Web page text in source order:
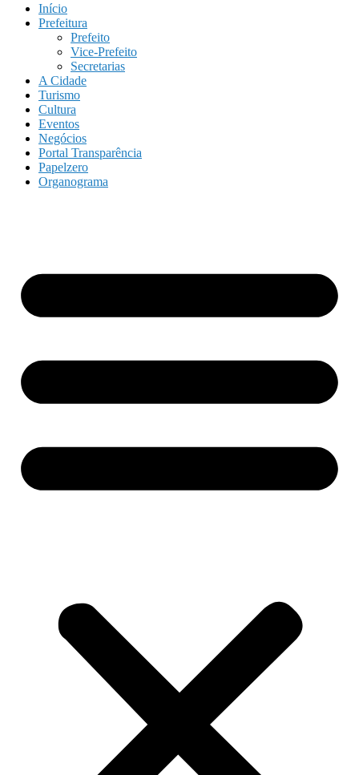
Início
Prefeitura
Prefeito
Vice-Prefeito
Secretarias
A Cidade
Turismo
Cultura
Eventos
Negócios
Portal Transparência
Papelzero
Organograma